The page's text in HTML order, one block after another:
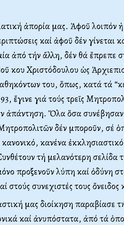
ἀπορία μας. Ἀφοῦ λοιπόν ἡ
καί ἀφοῦ δέν
ἀπό τήν ἄλλη, δέν θά
κου Χριστόδουλου ὡς
του, ὅπως, κατά τά
ἔγινε γιά τούς τρεῖς
ἀπάντηση. Ὅλα ὅσα συνέβησαν,
δέν μποροῦν, σέ
κανένα
τή μελανότερη σελίδα
προξενοῦν λύπη καί
στούς συνεχιστές τους ὄνειδος
μας διοίκηση παραβίασε
καί ἀνυπόστατα, ἀπό τά